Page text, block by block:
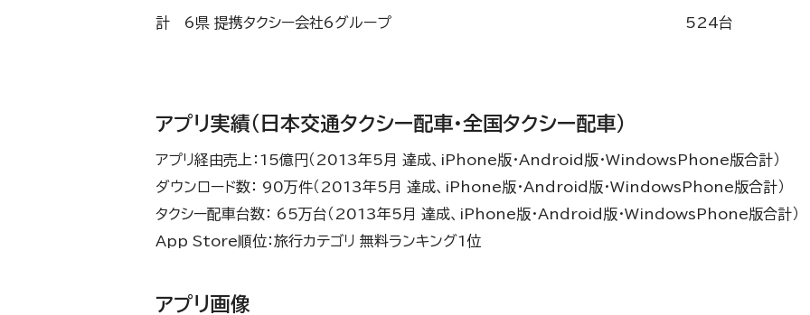
計 6県 提携タクシー会社6グループ 524台
アプリ実績（日本交通タクシー配車・全国タクシー配車）
アプリ経由売上：15億円（2013年5月 達成、iPhone版・Android版・WindowsPhone版合計）
ダウンロード数： 90万件（2013年5月 達成、iPhone版・Android版・WindowsPhone版合計）
タクシー配車台数： 65万台（2013年5月 達成、iPhone版・Android版・WindowsPhone版合計）
App Store順位：旅行カテゴリ 無料ランキング1位
アプリ画像